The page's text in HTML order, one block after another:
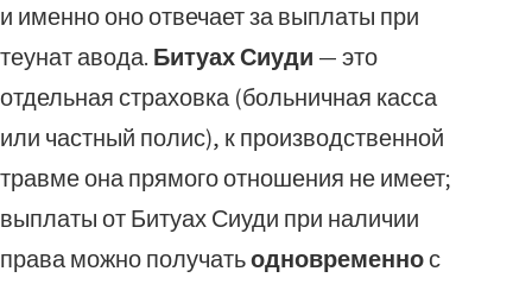
и именно оно отвечает за выплаты при
теунат авода. Битуах Сиуди — это
отдельная страховка (больничная касса
или частный полис), к производственной
травме она прямого отношения не имеет;
выплаты от Битуах Сиуди при наличии
права можно получатьодновременнос